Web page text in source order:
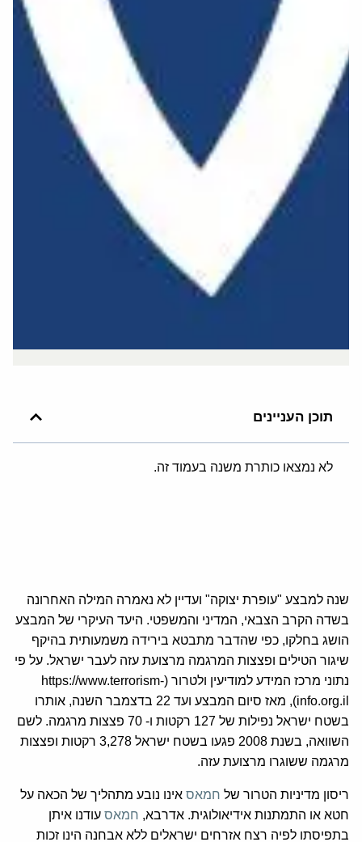
תוכן העניינים
לא נמצאו כותרת משנה בעמוד זה.
שנה למבצע "עופרת יצוקה" ועדיין לא נאמרה המילה האחרונה
בשדה הקרב הצבאי, המדיני והמשפטי. היעד העיקרי של המבצע
הושג בחלקו, כפי שהדבר מתבטא בירידה משמעותית בהיקף
שיגור הטילים ופצצות המרגמה מרצועת עזה לעבר ישראל. על פי
נתוני מרכז המידע למודיעין ולטרור (https://www.terrorism-
info.org.il), מאז סיום המבצע ועד 22 בדצמבר השנה, אותרו
בשטח ישראל נפילות של 127 רקטות ו- 70 פצצות מרגמה. לשם
השוואה, בשנת 2008 פגעו בשטח ישראל 3,278 רקטות ופצצות
מרגמה ששוגרו מרצועת עזה.
ריסון מדיניות הטרור של חמאס אינו נובע מתהליך של הכאה על
חטא או התמתנות אידיאולוגית. אדרבא, חמאס עודנו איתן
בתפיסתו לפיה רצח אזרחים ישראלים ללא אבחנה הינו זכות